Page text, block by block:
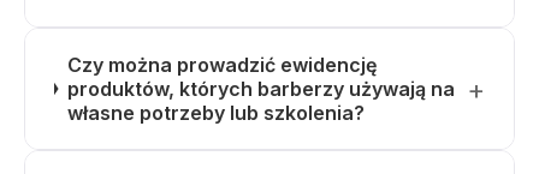
Czy można prowadzić ewidencję
produktów, których barberzy używają na
własne potrzeby lub szkolenia?